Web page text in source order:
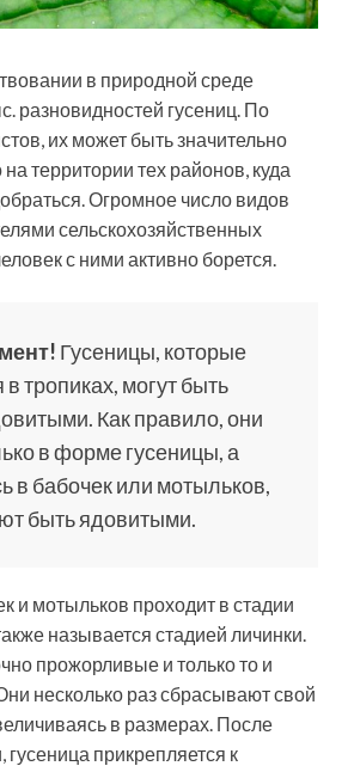
в природной среде
разновидностей гусениц. По
их может быть значительно
территории тех районов, куда
Огромное число видов
сельскохозяйственных
с ними активно борется.
Гусеницы, которые
тропиках, могут быть
Как правило, они
в форме гусеницы, а
в бабочек или мотыльков,
быть ядовитыми.
и мотыльков проходит в стадии
называется стадией личинки.
прожорливые и только то и
несколько раз сбрасывают свой
в размерах. После
гусеница прикрепляется к